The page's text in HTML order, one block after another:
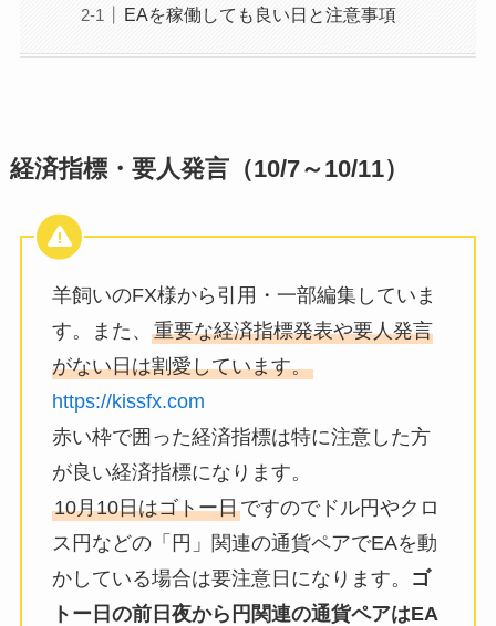
EAを稼働しても良い日と注意事項
経済指標・要人発言（10/7～10/11）
羊飼いのFX様から引用・一部編集していま
す。また、 重要な経済指標発表や要人発言
がない日は割愛しています。
https://kissfx.com
赤い枠で囲った経済指標は特に注意した方
が良い経済指標になります。
10月10日はゴトー日ですのでドル円やクロ
ス円などの「円」関連の通貨ペアでEAを動
かしている場合は要注意日になります。
ゴ
トー日の前日夜から円関連の通貨ペアはEA